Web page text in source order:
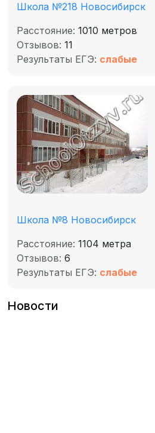
Школа №218 Новосибирск
Расстояние: 1010 метров
Отзывов: 11
Результаты ЕГЭ: слабые
Школа №8 Новосибирск
Расстояние: 1104 метра
Отзывов: 6
Результаты ЕГЭ: слабые
Новости